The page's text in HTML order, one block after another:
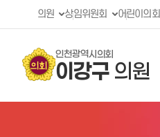
의원 상임위원회 어린이의회
인천광역시의회
이강구 의원